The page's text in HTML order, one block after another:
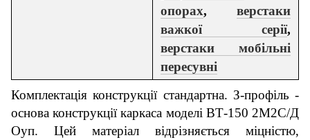
опорах, верстаки
важкої серії,
верстаки мобільні
пересувні
Комплектація конструкції стандартна. З-профіль -
основа конструкції каркаса моделі ВТ-150 2М2С/Д
Оуп. Цей матеріал відрізняється міцністю,